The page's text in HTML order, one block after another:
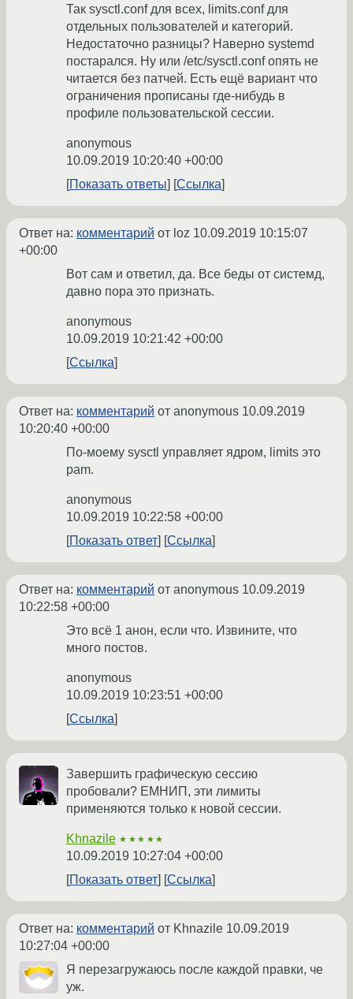
Так sysctl.conf для всех, limits.conf для
отдельных пользователей и категорий.
Недостаточно разницы? Наверно systemd
постарался. Ну или /etc/sysctl.conf опять не
читается без патчей. Есть ещё вариант что
ограничения прописаны где-нибудь в
профиле пользовательской сессии.
anonymous
10.09.2019 10:20:40 +00:00
Показать ответы
Ссылка
Ответ на: комментарий от loz 10.09.2019 10:15:07
+00:00
Вот сам и ответил, да. Все беды от системд,
давно пора это признать.
anonymous
10.09.2019 10:21:42 +00:00
Ссылка
Ответ на: комментарий от anonymous 10.09.2019
10:20:40 +00:00
По-моему sysctl управляет ядром, limits это
pam.
anonymous
10.09.2019 10:22:58 +00:00
Показать ответ
Ссылка
Ответ на: комментарий от anonymous 10.09.2019
10:22:58 +00:00
Это всё 1 анон, если что. Извините, что
много постов.
anonymous
10.09.2019 10:23:51 +00:00
Ссылка
Завершить графическую сессию
пробовали? ЕМНИП, эти лимиты
применяются только к новой сессии.
Khnazile ★★★★★
10.09.2019 10:27:04 +00:00
Показать ответ
Ссылка
Ответ на: комментарий от Khnazile 10.09.2019
10:27:04 +00:00
Я перезагружаюсь после каждой правки, че
уж.